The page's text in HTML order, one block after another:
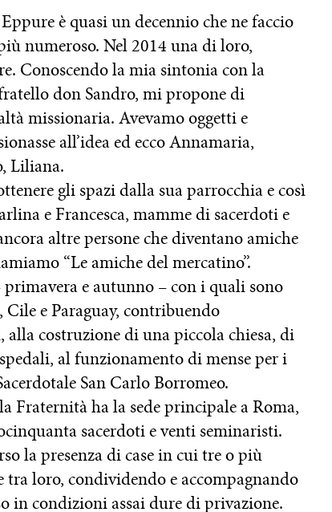
è quasi un decennio che ne faccio
numeroso. Nel 2014 una di loro,
Conoscendo la mia sintonia con la
don Sandro, mi propone di
missionaria. Avevamo oggetti e
all’idea ed ecco Annamaria,
Liliana.
gli spazi dalla sua parrocchia e così
e Francesca, mamme di sacerdoti e
altre persone che diventano amiche
“Le amiche del mercatino”.
e autunno – con i quali sono
e Paraguay, contribuendo
costruzione di una piccola chiesa, di
al funzionamento di mense per i
San Carlo Borromeo.
Fraternità ha la sede principale a Roma,
sacerdoti e venti seminaristi.
la presenza di case in cui tre o più
loro, condividendo e accompagnando
in condizioni assai dure di privazione.